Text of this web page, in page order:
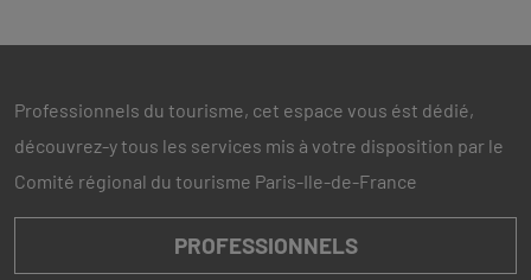
Professionnels du tourisme, cet espace vous ést dédié,
découvrez-y tous les services mis à votre disposition par le
Comité régional du tourisme Paris-Ile-de-France
PROFESSIONNELS